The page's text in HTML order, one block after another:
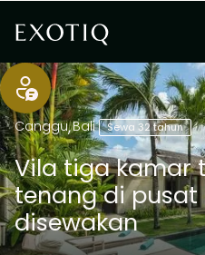
Canggu,Bali Sewa 32 tahun
Vila tiga kamar
tenang di pusat
disewakan